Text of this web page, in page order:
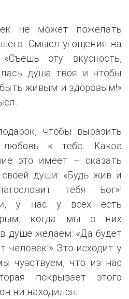
не может пожелать
Смысл угощения на
эту вкусность,
душа твоя и чтобы
живым и здоровым!»
чтобы выразить
к тебе. Какое
это имеет – сказать
души: «Будь жив и
тебя Бог»!
у нас у всех есть
когда мы о них
душе желаем: «Да будет
человек!» Это исходит у
чувствуем, что из нас
покрывает этого
ни находился.